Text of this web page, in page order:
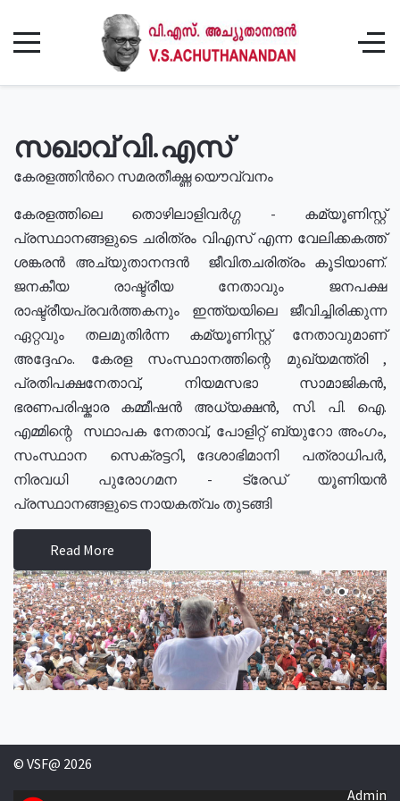
സഖാവ് വി.എസ്
കേരളത്തിൻറെ സമരതീക്ഷ്ണ യൌവ്വനം
കേരളത്തിലെ തൊഴിലാളിവർഗ്ഗ - കമ്യൂണിസ്റ്റ്
പ്രസ്ഥാനങ്ങളുടെ ചരിത്രം വിഎസ് എന്ന വേലിക്കകത്ത്
ശങ്കരൻ അച്യുതാനന്ദൻ ജീവിതചരിത്രം കൂടിയാണ്.
ജനകീയ രാഷ്ട്രീയ നേതാവും ജനപക്ഷ
രാഷ്ട്രീയപ്രവർത്തകനും ഇന്ത്യയിലെ ജീവിച്ചിരിക്കുന്ന
ഏറ്റവും തലമുതിർന്ന കമ്യൂണിസ്റ്റ് നേതാവുമാണ്
അദ്ദേഹം. കേരള സംസ്ഥാനത്തിന്റെ മുഖ്യമന്ത്രി ,
പ്രതിപക്ഷനേതാവ്, നിയമസഭാ സാമാജികൻ,
ഭരണപരിഷ്കാര കമ്മീഷൻ അധ്യക്ഷൻ, സി. പി. ഐ.
എമ്മിന്റെ സഥാപക നേതാവ്, പോളിറ്റ് ബ്യുറോ അംഗം,
സംസ്ഥാന സെക്രട്ടറി, ദേശാഭിമാനി പത്രാധിപർ,
നിരവധി പുരോഗമന - ട്രേഡ് യൂണിയൻ
പ്രസ്ഥാനങ്ങളുടെ നായകത്വം തുടങ്ങി
Read More
© VSF@ 2026
Admin